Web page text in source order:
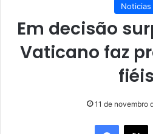
Noticias
Em decisão
Vaticano faz
fiéis
11 de novembro
X